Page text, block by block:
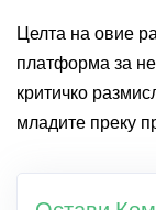
Целта на овие
платформа за
критичко
младите преку